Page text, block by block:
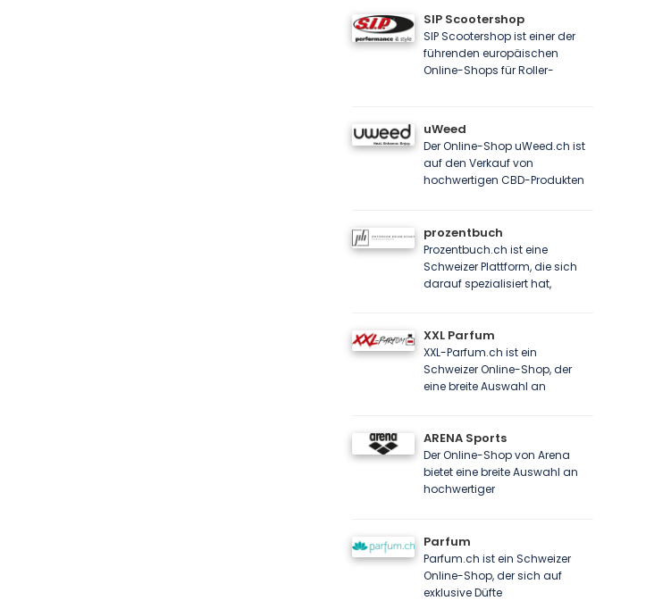
SIP Scootershop
SIP Scootershop ist einer der
führenden europäischen
Online-Shops für Roller-
uWeed
Der Online-Shop uWeed.ch ist
auf den Verkauf von
hochwertigen CBD-Produkten
prozentbuch
Prozentbuch.ch ist eine
Schweizer Plattform, die sich
darauf spezialisiert hat,
XXL Parfum
XXL-Parfum.ch ist ein
Schweizer Online-Shop, der
eine breite Auswahl an
ARENA Sports
Der Online-Shop von Arena
bietet eine breite Auswahl an
hochwertiger
Parfum
Parfum.ch ist ein Schweizer
Online-Shop, der sich auf
exklusive Düfte